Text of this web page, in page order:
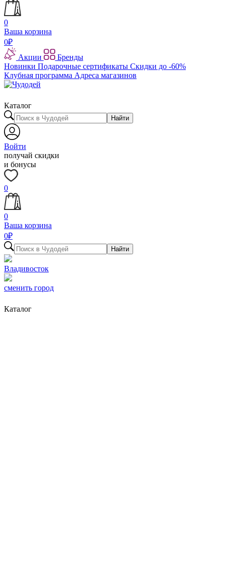
0
Ваша корзина
0₽
Акции
Бренды
Новинки Подарочные сертификаты Скидки до -60%
Клубная программа Адреса магазинов
Каталог
Найти
Войти
получай скидки
и бонусы
0
0
Ваша корзина
0₽
Найти
Владивосток
сменить город
Каталог